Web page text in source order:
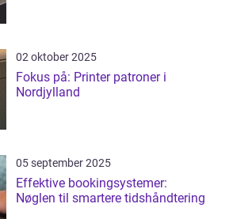
02 oktober 2025
Fokus på: Printer patroner i
Nordjylland
05 september 2025
Effektive bookingsystemer:
Nøglen til smartere tidshåndtering